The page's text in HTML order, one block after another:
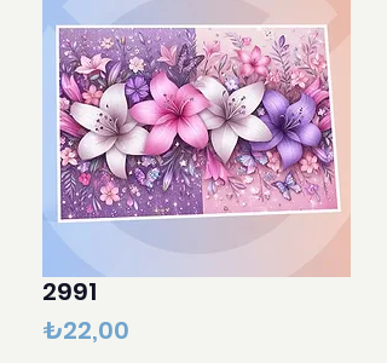
2991
₺22,00